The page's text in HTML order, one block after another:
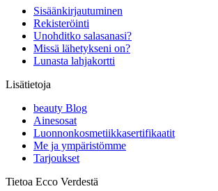
Sisäänkirjautuminen
Rekisteröinti
Unohditko salasanasi?
Missä lähetykseni on?
Lunasta lahjakortti
Lisätietoja
beauty Blog
Ainesosat
Luonnonkosmetiikkasertifikaatit
Me ja ympäristömme
Tarjoukset
Tietoa Ecco Verdestä